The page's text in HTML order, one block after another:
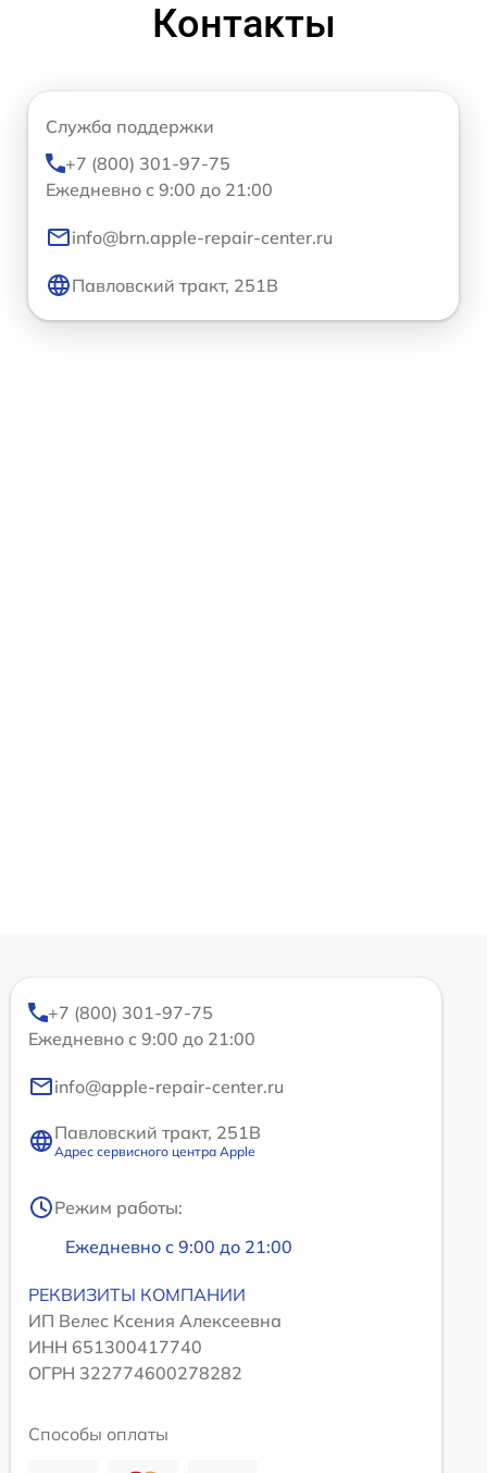
Контакты
Служба поддержки
+7 (800) 301-97-75
Ежедневно с 9:00 до 21:00
info@brn.apple-repair-center.ru
Павловский тракт, 251В
+7 (800) 301-97-75
Ежедневно с 9:00 до 21:00
info@apple-repair-center.ru
Павловский тракт, 251В
Адрес сервисного центра Apple
Режим работы:
Ежедневно с 9:00 до 21:00
РЕКВИЗИТЫ КОМПАНИИ
ИП Велес Ксения Алексеевна
ИНН 651300417740
ОГРН 322774600278282
Способы оплаты